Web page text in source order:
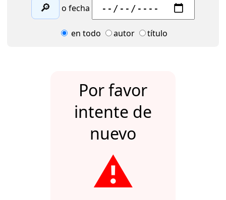
🔎 o fecha
en todo autor título
Por favor
intente de
nuevo
⚠️